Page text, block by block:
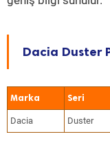
Dacia Duster
Marka Seri
Dacia Duster